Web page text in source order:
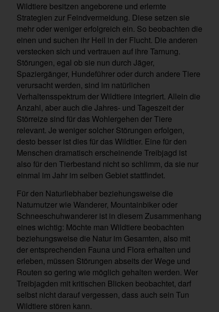
Wildtiere besitzen angeborene und erlernte
Strategien zur Feindvermeidung. Diese setzen sie
mehr oder weniger erfolgreich ein. So beobachten die
einen und suchen ihr Heil in der Flucht. Die anderen
verstecken sich und vertrauen auf ihre Tarnung.
Störungen, egal ob sie nun durch Jäger,
Spaziergänger, Hundeführer oder durch andere Tiere
verursacht werden, sind im natürlichen
Verhaltensspektrum der Wildtiere integriert. Allein die
Anzahl, aber auch die Jahres- und Tageszeit der
Störreize sind für das Wohlergehen der Tiere
relevant. Je weniger solcher Störungen erfolgen,
desto besser ist dies für das Wildtier. Eine für den
Menschen dramatisch erscheinende Treibjagd ist
also für den Tierbestand nicht so schlimm, da sie nur
einmal im Jahr im selben Gebiet stattfindet.
Für den Naturliebhaber beziehungsweise die
Naturnutzer wie Wanderer, Mountainbiker oder
Schneeschuhwanderer ist in diesem Zusammenhang
eines wichtig: Möchte man Wildtiere beobachten
beziehungsweise die Natur im Gesamten, also mit
der entsprechenden Fauna und Flora erhalten und
erleben, müssen Störungen abseits der Wege und
Routen so gering wie möglich gehalten werden. Wer
Treibjagden mit kritischen Blicken beobachtet, darf
selbst nicht darauf vergessen, dass auch sein Tun
Wildtiere stören kann.